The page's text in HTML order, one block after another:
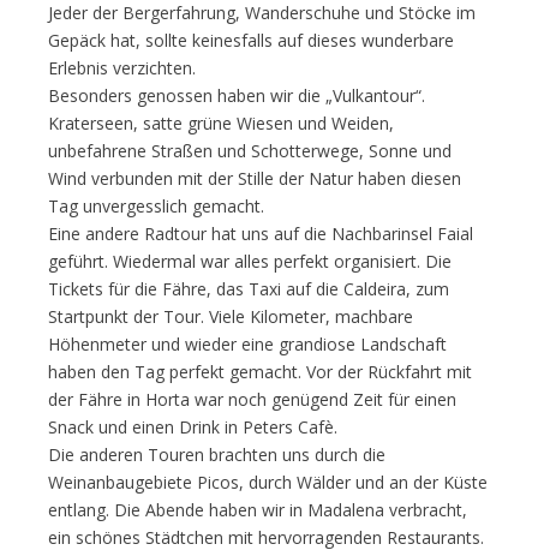
Jeder der Bergerfahrung, Wanderschuhe und Stöcke im
Gepäck hat, sollte keinesfalls auf dieses wunderbare
Erlebnis verzichten.
Besonders genossen haben wir die „Vulkantour“.
Kraterseen, satte grüne Wiesen und Weiden,
unbefahrene Straßen und Schotterwege, Sonne und
Wind verbunden mit der Stille der Natur haben diesen
Tag unvergesslich gemacht.
Eine andere Radtour hat uns auf die Nachbarinsel Faial
geführt. Wiedermal war alles perfekt organisiert. Die
Tickets für die Fähre, das Taxi auf die Caldeira, zum
Startpunkt der Tour. Viele Kilometer, machbare
Höhenmeter und wieder eine grandiose Landschaft
haben den Tag perfekt gemacht. Vor der Rückfahrt mit
der Fähre in Horta war noch genügend Zeit für einen
Snack und einen Drink in Peters Cafè.
Die anderen Touren brachten uns durch die
Weinanbaugebiete Picos, durch Wälder und an der Küste
entlang. Die Abende haben wir in Madalena verbracht,
ein schönes Städtchen mit hervorragenden Restaurants.